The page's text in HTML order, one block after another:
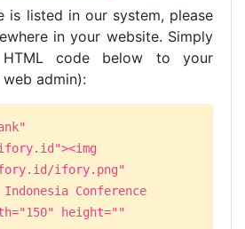
is listed in our system, please
in your website. Simply
code below to your
admin):
ifory.png"
Conference
height=""